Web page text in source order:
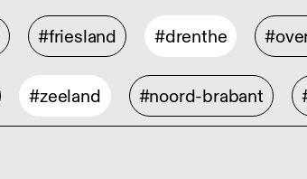
#friesland #drenthe
#zeeland #noord-brabant